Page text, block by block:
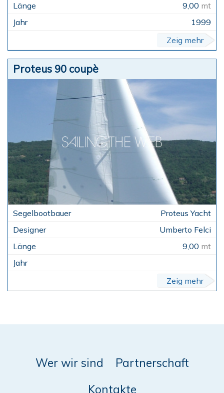
9,00 mt
1999
Zeig mehr
Proteus 90 coupè
Proteus Yacht
Umberto Felci
9,00 mt
Zeig mehr
Wer wir sind
Partnerschaft
Kontakte